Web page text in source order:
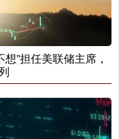
”担任美联储主席，